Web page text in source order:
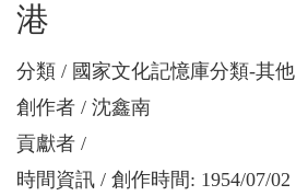
港
分類
國家文化記憶庫分類-其他
創作者
沈鑫南
貢獻者
時間資訊
創作時間: 1954/07/02